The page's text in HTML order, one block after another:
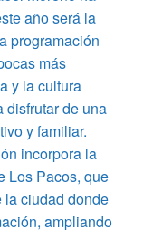
año será la
programación
más
y la cultura
disfrutar de una
y familiar.
incorpora la
Los Pacos, que
la ciudad donde
ampliando